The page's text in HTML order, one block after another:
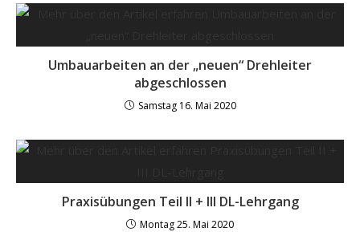
Umbauarbeiten an der „neuen“ Drehleiter
abgeschlossen
Samstag 16. Mai 2020
Praxisübungen Teil II + III DL-Lehrgang
Montag 25. Mai 2020